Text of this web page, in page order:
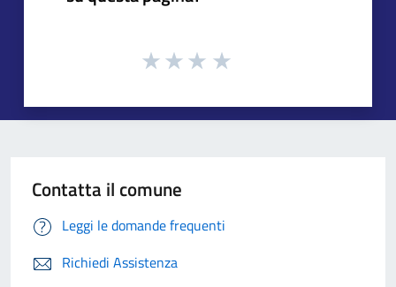
Contatta il comune
Leggi le domande frequenti
Richiedi Assistenza